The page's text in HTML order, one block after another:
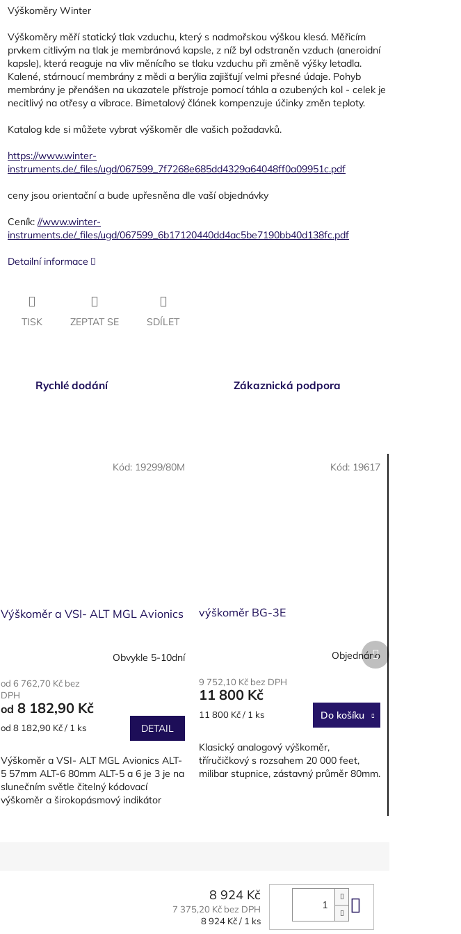
Výškoměry Winter
Výškoměry měří statický tlak vzduchu, který s nadmořskou výškou klesá. Měřicím
prvkem citlivým na tlak je membránová kapsle, z níž byl odstraněn vzduch (aneroidní
kapsle), která reaguje na vliv měnícího se tlaku vzduchu při změně výšky letadla.
Kalené, stárnoucí membrány z mědi a berýlia zajišťují velmi přesné údaje. Pohyb
membrány je přenášen na ukazatele přístroje pomocí táhla a ozubených kol - celek je
necitlivý na otřesy a vibrace. Bimetalový článek kompenzuje účinky změn teploty.
Katalog kde si můžete vybrat výškoměr dle vašich požadavků.
https://www.winter-
instruments.de/_files/ugd/067599_7f7268e685dd4329a64048ff0a09951c.pdf
ceny jsou orientační a bude upřesněna dle vaší objednávky
Ceník: //www.winter-
instruments.de/_files/ugd/067599_6b17120440dd4ac5be7190bb40d138fc.pdf
Detailní informace
TISK ZEPTAT SE SDÍLET
Rychlé dodání Zákaznická podpora
Výškoměr a VSI- ALT MGL Avionics
Obvykle 5-10dní
od 6 762,70 Kč bez
DPH
od 8 182,90 Kč
Měrná
od 8 182,90 Kč / 1 ks DETAIL
Výškoměr a VSI- ALT MGL Avionics ALT-
5 57mm ALT-6 80mm ALT-5 a 6 je 3 je na
slunečním světle čitelný kódovací
výškoměr a širokopásmový indikátor
Kód: 19299/80M
výškoměr BG-3E
Objednáno
9 752,10 Kč bez DPH
11 800 Kč
Měrná
11 800 Kč / 1 ks Do košíku
Klasický analogový výškoměr,
tříručičkový s rozsahem 20 000 feet,
milibar stupnice, zástavný průměr 80mm.
Kód: 19617
Další
produkt
8 924 Kč
7 375,20 Kč bez DPH
Měrná
8 924 Kč / 1 ks Do košíku